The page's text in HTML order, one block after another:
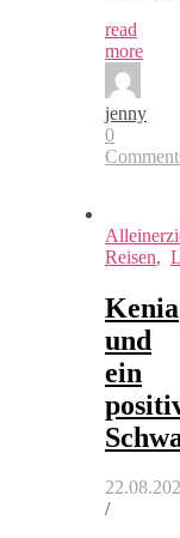
read
more
jenny
0
Reisen,
Kenia
und
ein
/